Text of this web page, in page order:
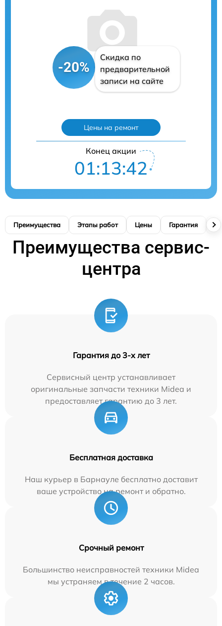
-20%
Скидка по
предварительной
записи на сайте
Цены на ремонт
Конец акции
01:13:41
Преимущества Этапы работ Цены Гарантия
Преимущества сервис-
центра
Гарантия до 3-х лет
Сервисный центр устанавливает
оригинальные запчасти техники Midea и
предоставляет гарантию до 3 лет.
Бесплатная доставка
Наш курьер в Барнауле бесплатно доставит
ваше устройство на ремонт и обратно.
Срочный ремонт
Большинство неисправностей техники Midea
мы устраняем в течение 2 часов.